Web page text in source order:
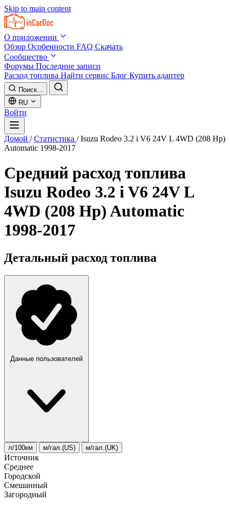
Skip to main content
О приложении
Обзор Особенности FAQ Скачать
Сообщество
Форумы Последние записи
Расход топлива Найти сервис Блог Купить адаптер
Поиск...
RU
Войти
Домой / Статистика / Isuzu Rodeo 3.2 i V6 24V L 4WD (208 Hp)
Automatic 1998-2017
Средний расход топлива
Isuzu Rodeo 3.2 i V6 24V L
4WD (208 Hp) Automatic
1998-2017
Детальный расход топлива
Данные пользователей
л/100км м/гал.(US) м/гал.(UK)
Источник
Среднее
Городской
Смешанный
Загородный